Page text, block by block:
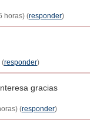
horas) (responder)
(responder)
gracias
(responder)